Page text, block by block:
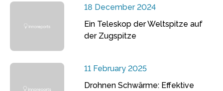
18 December 2024
Ein Teleskop der Weltspitze auf
der Zugspitze
11 February 2025
Drohnen Schwärme: Effektive